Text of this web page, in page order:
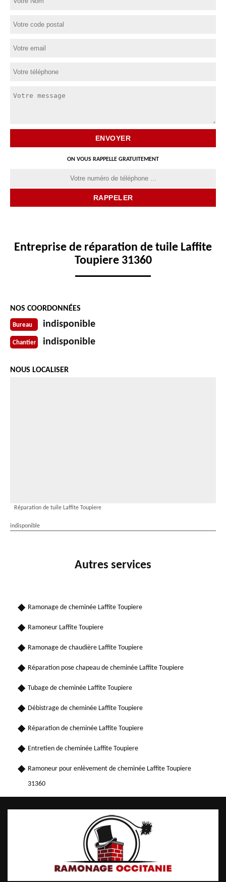
ON VOUS RAPPELLE GRATUITEMENT
Entreprise de réparation de tuile Laffite
Toupiere 31360
NOS COORDONNÉES
Bureau indisponible
Chantier indisponible
NOUS LOCALISER
Réparation de tuile Laffite Toupiere
indisponible
Autres services
Ramonage de cheminée Laffite Toupiere
Ramoneur Laffite Toupiere
Ramonage de chaudière Laffite Toupiere
Réparation pose chapeau de cheminée Laffite Toupiere
Tubage de cheminée Laffite Toupiere
Débistrage de cheminée Laffite Toupiere
Réparation de cheminée Laffite Toupiere
Entretien de cheminée Laffite Toupiere
Ramoneur pour enlèvement de cheminée Laffite Toupiere
31360